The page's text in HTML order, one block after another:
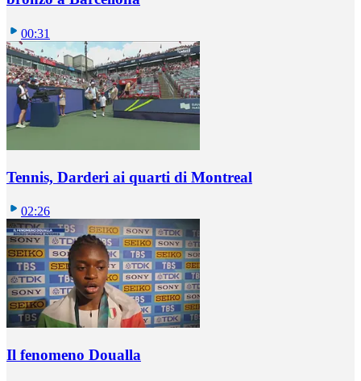
00:31
Tennis, Darderi ai quarti di Montreal
02:26
Il fenomeno Doualla